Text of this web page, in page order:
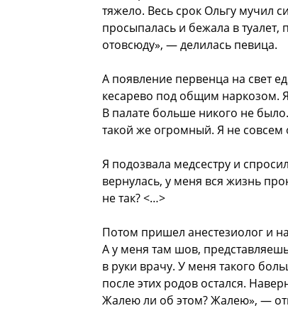
тяжело. Весь срок Ольгу мучил
просыпалась и бежала в
отовсюду», — делилась певица.
А появление первенца на свет
кесарево под общим наркозом.
В палате больше никого не
такой же огромный. Я не
Я подозвала медсестру и
вернулась, у меня вся жизнь
не так? <…>
Потом пришел анестезиолог и
А у меня там шов,
в руки врачу. У меня такого
после этих родов остался.
Жалею ли об этом? Жалею», —